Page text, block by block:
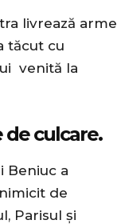
livrează arme
tăcut cu
venită la
de culcare.
Beniuc a
de
Parisul și